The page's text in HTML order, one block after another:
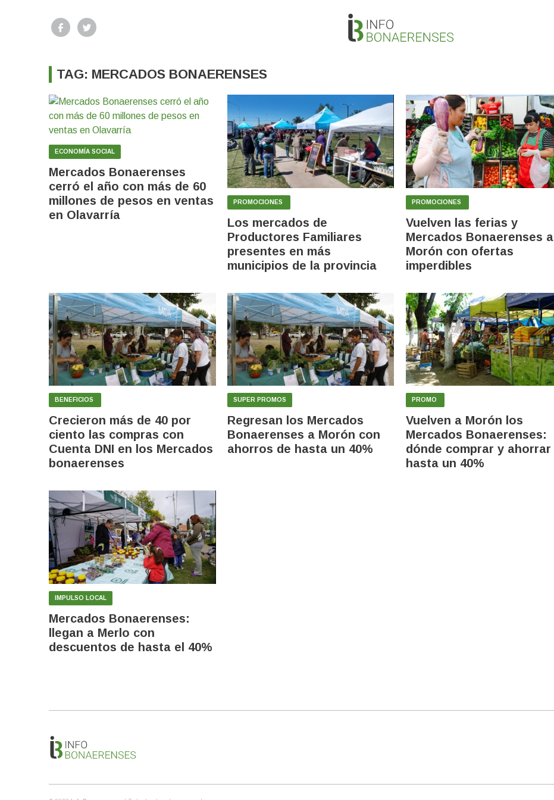
TAG: MERCADOS BONAERENSES
ECONOMÍA SOCIAL
Mercados Bonaerenses
cerró el año con más de 60
millones de pesos en ventas
en Olavarría
PROMOCIONES
Los mercados de
Productores Familiares
presentes en más
municipios de la provincia
PROMOCIONES
Vuelven las ferias y
Mercados Bonaerenses a
Morón con ofertas
imperdibles
BENEFICIOS
Crecieron más de 40 por
ciento las compras con
Cuenta DNI en los Mercados
bonaerenses
SUPER PROMOS
Regresan los Mercados
Bonaerenses a Morón con
ahorros de hasta un 40%
PROMO
Vuelven a Morón los
Mercados Bonaerenses:
dónde comprar y ahorrar
hasta un 40%
IMPULSO LOCAL
Mercados Bonaerenses:
llegan a Merlo con
descuentos de hasta el 40%